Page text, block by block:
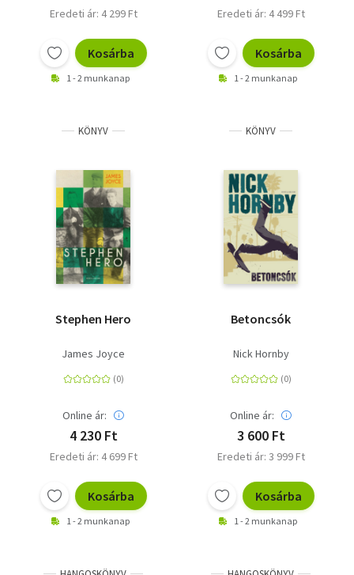
Eredeti ár: 4 299 Ft
Kosárba
1 - 2 munkanap
Eredeti ár: 4 499 Ft
Kosárba
1 - 2 munkanap
KÖNYV
Stephen Hero
James Joyce
Online ár:
4 230 Ft
Eredeti ár: 4 699 Ft
Kosárba
1 - 2 munkanap
KÖNYV
Betoncsók
Nick Hornby
Online ár:
3 600 Ft
Eredeti ár: 3 999 Ft
Kosárba
1 - 2 munkanap